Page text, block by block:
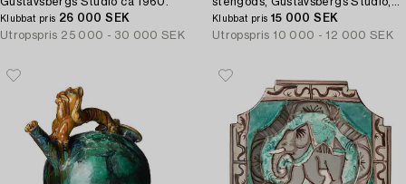
Klubbat pris 26 000 SEK
Utropspris 25 000 - 30 000 SEK
ca 1960.
Klubbat pris 15 000 SEK
Utropspris 10 000 - 12 000 SEK